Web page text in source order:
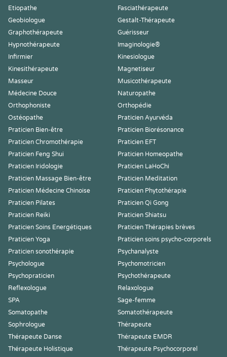
Etiopathe
Fasciathérapeute
Geobiologue
Gestalt-Thérapeute
Graphothérapeute
Guérisseur
Hypnothérapeute
Imaginologie®
Infirmier
Kinesiologue
Kinesithérapeute
Magnetiseur
Masseur
Musicothérapeute
Médecine Douce
Naturopathe
Orthophoniste
Orthopédie
Ostéopathe
Praticien Ayurvéda
Praticien Bien-être
Praticien Biorésonance
Praticien Chromothérapie
Praticien EFT
Praticien Feng Shui
Praticien Homeopathe
Praticien Iridologie
Praticien LaHoChi
Praticien Massage Bien-être
Praticien Meditation
Praticien Médecine Chinoise
Praticien Phytothérapie
Praticien Pilates
Praticien Qi Gong
Praticien Reiki
Praticien Shiatsu
Praticien Soins Energétiques
Praticien Thérapies brèves
Praticien Yoga
Praticien soins psycho-corporels
Praticien sonothérapie
Psychanalyste
Psychologue
Psychomotricien
Psychopraticien
Psychothérapeute
Reflexologue
Relaxologue
SPA
Sage-femme
Somatopathe
Somatothérapeute
Sophrologue
Thérapeute
Thérapeute Danse
Thérapeute EMDR
Thérapeute Holistique
Thérapeute Psychocorporel